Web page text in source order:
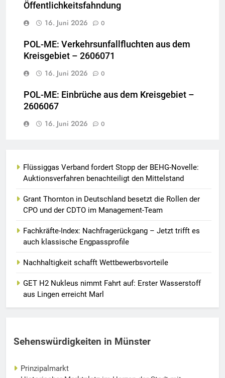
Öffentlichkeitsfahndung
16. Juni 2026
0
POL-ME: Verkehrsunfallfluchten aus dem
Kreisgebiet – 2606071
16. Juni 2026
0
POL-ME: Einbrüche aus dem Kreisgebiet –
2606067
16. Juni 2026
0
Flüssiggas Verband fordert Stopp der BEHG-Novelle:
Auktionsverfahren benachteiligt den Mittelstand
Grant Thornton in Deutschland besetzt die Rollen der
CPO und der CDTO im Management-Team
Fachkräfte-Index: Nachfragerückgang – Jetzt trifft es
auch klassische Engpassprofile
Nachhaltigkeit schafft Wettbewerbsvorteile
GET H2 Nukleus nimmt Fahrt auf: Erster Wasserstoff
aus Lingen erreicht Marl
Sehenswürdigkeiten in Münster
Prinzipalmarkt